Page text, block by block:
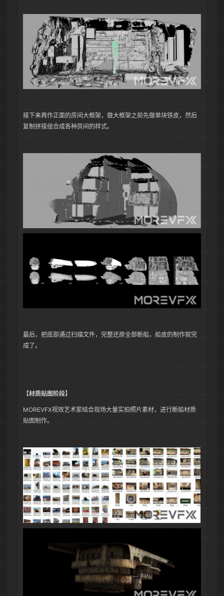
接下来再作正面的房间大框架，做大框架之前先做单块铁皮，然后
复制拼接组合成各种房间的样式。
最后，把底部通过扫描文件，完整还原全部断船，船皮的制作就完
成了。
【材质贴图阶段】
MOREVFX视效艺术家结合现场大量实拍照片素材，进行断船材质
贴图制作。